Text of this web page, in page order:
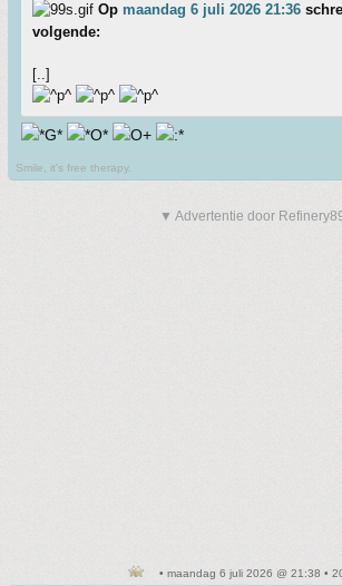
Op maandag 6 juli 2026 21:36
volgende:
[..]
Smile, it's free therapy.
▼ Advertentie door
• maandag 6 juli 2026 @ 21:38 •